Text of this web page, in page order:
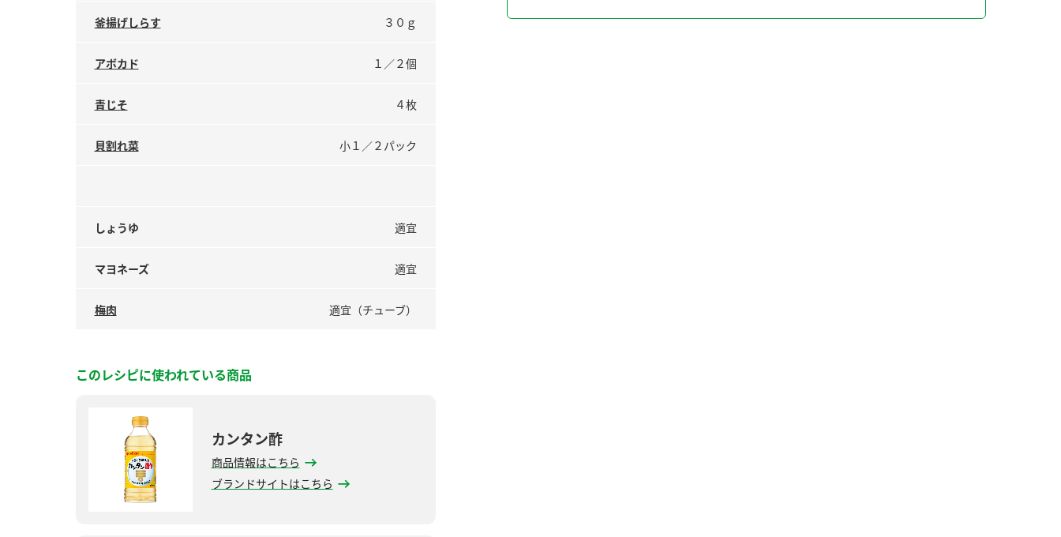
釜揚げしらす ３０ｇ
アボカド １／２個
青じそ ４枚
貝割れ菜 小１／２パック
しょうゆ 適宜
マヨネーズ 適宜
梅肉 適宜（チューブ）
このレシピに使われている商品
カンタン酢
商品情報はこちら
ブランドサイトはこちら